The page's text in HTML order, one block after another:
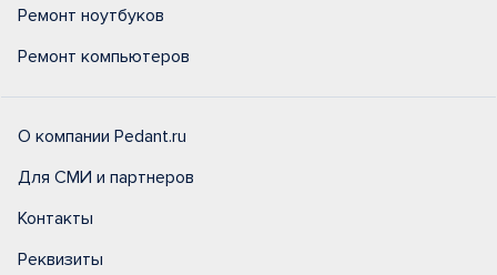
Ремонт ноутбуков
Ремонт компьютеров
О компании Pedant.ru
Для СМИ и партнеров
Контакты
Реквизиты